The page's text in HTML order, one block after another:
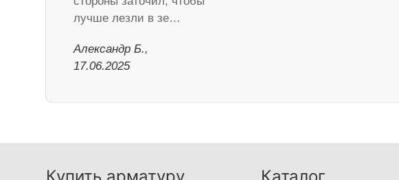
лучше лезли в зе…
Александр Б.,
17.06.2025
Купить арматуру Каталог